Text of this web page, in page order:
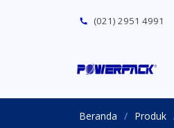
(021) 2951 4991
Beranda Produk